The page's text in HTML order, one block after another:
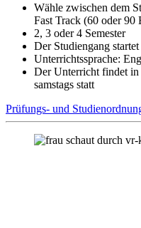
Wähle zwischen dem
Fast Track (60 oder
2, 3 oder 4 Semester
Der Studiengang
Unterrichtssprache:
Der Unterricht findet in
samstags statt
Prüfungs- und